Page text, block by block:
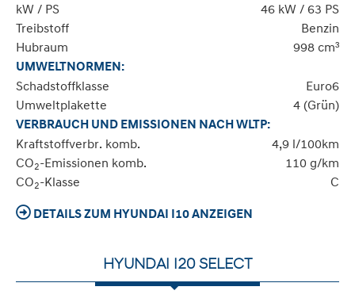
kW / PS
46 kW / 63 PS
Treibstoff
Benzin
Hubraum
998 cm³
UMWELTNORMEN:
Schadstoffklasse
Euro6
Umweltplakette
4 (Grün)
VERBRAUCH UND EMISSIONEN NACH WLTP:
Kraftstoffverbr. komb.
4,9 l/100km
CO2-Emissionen komb.
110 g/km
CO2-Klasse C
DETAILS ZUM HYUNDAI I10 ANZEIGEN
HYUNDAI I20 SELECT